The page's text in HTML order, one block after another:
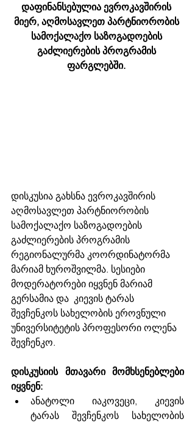
დაფინანსებულია ევროკავშირის
მიერ, აღმოსავლეთ პარტნიორობის
სამოქალაქო საზოგადოების
გაძლიერების პროგრამის
ფარგლებში.
დისკუსია გახსნა ევროკავშირის
აღმოსავლეთ პარტნიორობის
სამოქალაქო საზოგადოების
გაძლიერების პროგრამის
რეგიონალურმა კოორდინატორმა
მარიამ ხუროშვილმა. სესიები
მოდერატორები იყვნენ მარიამ
გერსამია და  კიევის ტარას
შევჩენკოს სახელობის ეროვნული
უნივერსიტეტის პროფესორი ოლენა
შევჩენკო.
დისკუსიის მთავარი მომხსენებლები
იყვნენ:
ანატოლი იაკოვეცი, კიევის
ტარას შევჩენკოს სახელობის